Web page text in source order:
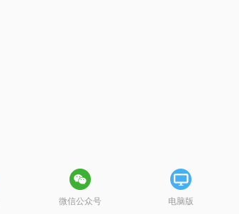
微信公众号 电脑版